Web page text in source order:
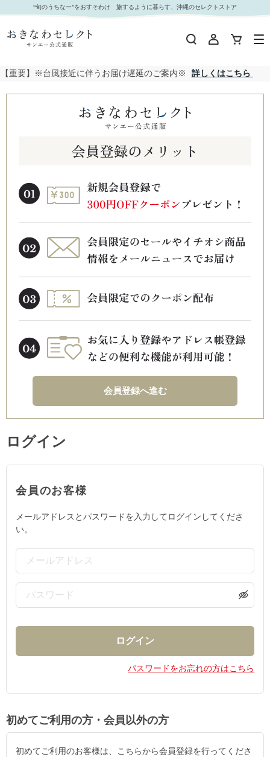
“旬のうちなー”をおすそわけ 旅するように暮らす、沖縄のセレクトストア
【重要】※台風接近に伴うお届け遅延のご案内※ 詳しくはこちら
会員登録へ進む
ログイン
会員のお客様
メールアドレスとパスワードを入力してログインしてくださ
い。
パスワードをお忘れの方はこちら
初めてご利用の方・会員以外の方
初めてご利用のお客様は、こちらから会員登録を行ってくださ